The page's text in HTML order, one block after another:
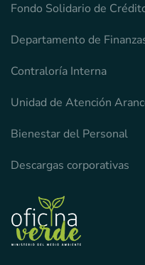
Fondo Solidario de
Departamento de
Contraloría Interna
Unidad de Atención
Bienestar del Personal
Descargas corporativas